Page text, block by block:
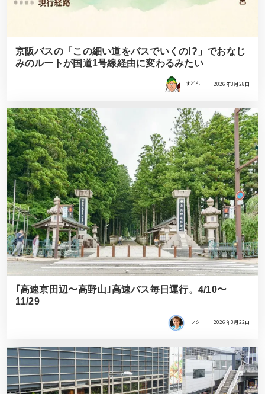
京阪バスの「この細い道をバスでいくの!?」でおなじ
みのルートが国道1号線経由に変わるみたい
すどん 2026年3月28日
｢高速京田辺〜高野山｣高速バス毎日運行。4/10〜
11/29
フク 2026年3月22日